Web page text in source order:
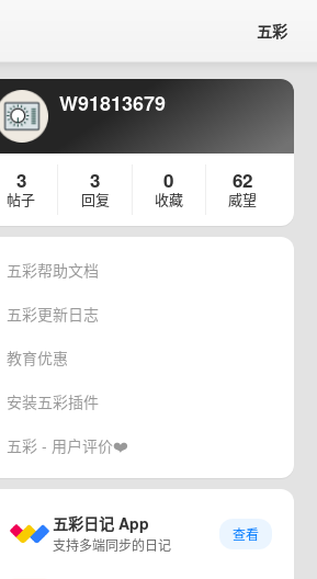
五彩
W91813679
3
帖子
3
回复
0
收藏
62
威望
五彩帮助文档
五彩更新日志
教育优惠
安装五彩插件
五彩 - 用户评价❤️
五彩日记 App
支持多端同步的日记
查看